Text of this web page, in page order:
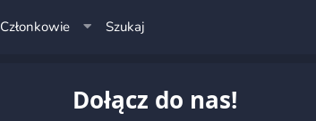
Członkowie Szukaj
Dołącz do nas!